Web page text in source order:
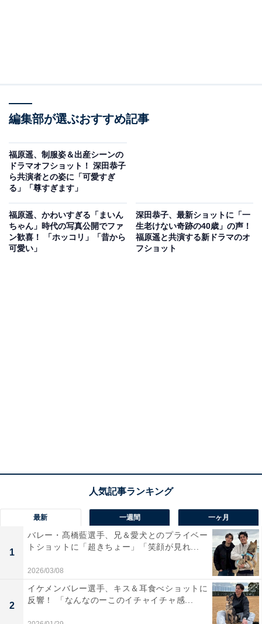
編集部が選ぶおすすめ記事
福原遥、制服姿＆出産シーンの
ドラマオフショット！ 深田恭子
ら共演者との姿に「可愛すぎ
る」「尊すぎます」
福原遥、かわいすぎる「まいん
ちゃん」時代の写真公開でファ
ン歓喜！ 「ホッコリ」「昔から
可愛い」
深田恭子、最新ショットに「一
生老けない奇跡の40歳」の声！
福原遥と共演する新ドラマのオ
フショット
最新 一週間 一ヶ月
1
バレー・髙橋藍選手、兄＆愛犬とのプライベー
トショットに「超きちょー」「笑顔が見れ...
2026/03/08
2
イケメンバレー選手、キス＆耳食べショットに
反響！ 「なんなのーこのイチャイチャ感...